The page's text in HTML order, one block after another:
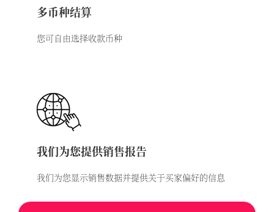
多币种结算
您可自由选择收款币种
我们为您提供销售报告
我们为您显示销售数据并提供关于买家偏好的信息